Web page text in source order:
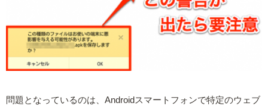
問題となっているのは、Androidスマートフォンで特定のウェブ